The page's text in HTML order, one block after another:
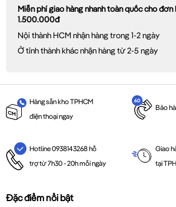
Miễn phí giao hàng nhanh toàn quốc cho đơn
1.500.000đ
Nội thành HCM nhận hàng trong 1-2 ngày
Ở tỉnh thành khác nhận hàng từ 2-5 ngày
Hàng sẵn kho TPHCM
điện thoại ngay
Bảo
Hotline 0938143268 hỗ
trợ từ 7h30 - 20h mỗi ngày
Giao
tại
Đặc điểm nổi bật